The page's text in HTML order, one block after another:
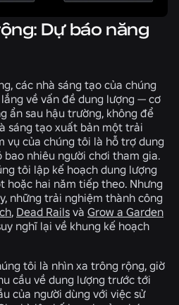
Dự báo năng
các nhà sáng tạo của chúng
về vấn đề dung lượng — cơ
ẩn sau hậu trường, không để
sáng tạo xuất bản một trải
vụ của chúng tôi là hỗ trợ dung
nhiêu người chơi tham gia.
tôi lập kế hoạch dung lượng
hoặc hai năm tiếp theo. Nhưng
những trải nghiệm thành công
, Dead Rails và Grow a Garden
nghĩ lại về khung kế hoạch
tôi là nhìn xa trông rộng, giờ
cầu về dung lượng trước tới
của người dùng với việc sử